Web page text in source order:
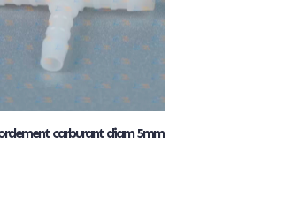
carburant diam 5mm